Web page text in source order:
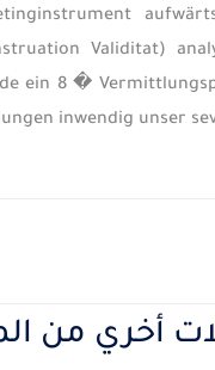
Validitat)
ein 8 �
inwendig unser
أخري من